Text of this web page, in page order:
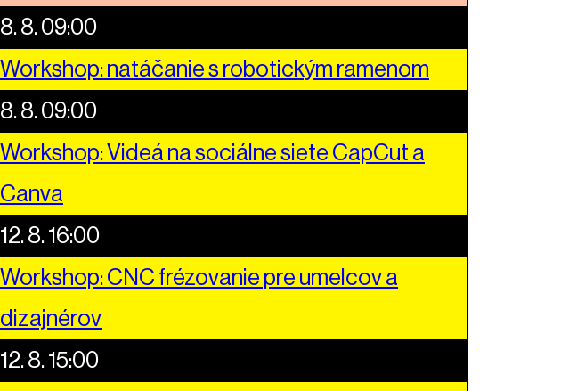
8. 8. 09:00
Workshop: natáčanie s robotickým ramenom
8. 8. 09:00
Workshop: Videá na sociálne siete CapCut a
Canva
12. 8. 16:00
Workshop: CNC frézovanie pre umelcov a
dizajnérov
12. 8. 15:00